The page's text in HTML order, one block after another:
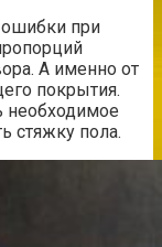
при
А именно от
покрытия.
необходимое
стяжку пола.